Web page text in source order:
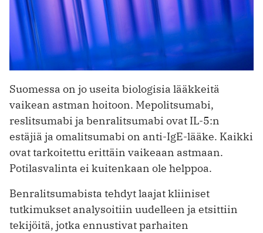
Suomessa on jo useita biologisia lääkkeitä
vaikean astman hoitoon. Mepolitsumabi,
reslitsumabi ja benralitsumabi ovat IL-5:n
estäjiä ja omalitsumabi on anti-IgE-lääke. Kaikki
ovat tarkoitettu erittäin vaikeaan astmaan.
Potilasvalinta ei kuitenkaan ole helppoa.
Benralitsumabista tehdyt laajat kliiniset
tutkimukset analysoitiin ­uudelleen ja etsittiin
tekijöitä, jotka ennustivat parhaiten